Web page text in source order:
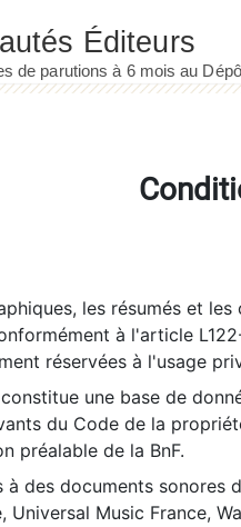
les résumés et
à l'article
réservées à l'usage
une base de
du Code de la
préalable de la BnF.
à des documents sonores
Universal Music France,